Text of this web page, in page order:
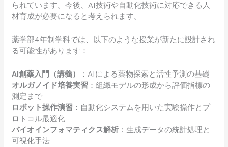
られています。今後、AI技術や自動化技術に対応できる人
材育成が必要になると考えられます。
薬学部4年制学科では、以下のような授業が新たに設計され
る可能性があります：
AI創薬入門（講義）
：AIによる薬物探索と活性予測の基礎
オルガノイド培養実習 ：組織モデルの形成から評価指標の
測定まで
ロボット操作演習 ：自動化システムを用いた実験操作とプ
ロトコル最適化
バイオインフォマティクス解析 ：生成データの統計処理と
可視化手法